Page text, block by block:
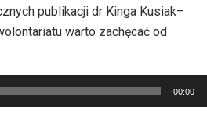
publikacji dr Kinga Kusiak–
warto zachęcać od
00:00